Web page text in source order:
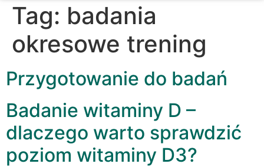
Tag: badania
okresowe trening
Przygotowanie do badań
Badanie witaminy D –
dlaczego warto sprawdzić
poziom witaminy D3?